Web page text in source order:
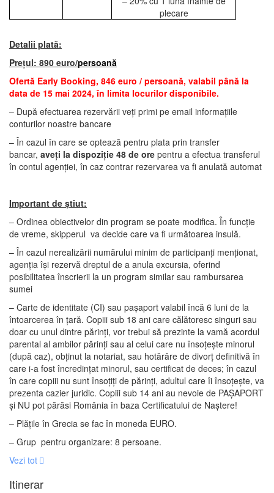
plecare
Detalii plată:
Prețul: 890 euro/persoană
Ofertă Early Booking, 846 euro / persoană, valabil până la
data de 15 mai 2024, în limita locurilor disponibile.
– După efectuarea rezervării veți primi pe email informațiile
conturilor noastre bancare
– În cazul în care se optează pentru plata prin transfer
bancar, aveți la dispoziție 48 de ore pentru a efectua transferul
în contul agenției, în caz contrar rezervarea va fi anulată automat
Important de știut:
– Ordinea obiectivelor din program se poate modifica. În funcție
de vreme, skipperul va decide care va fi următoarea insulă.
– În cazul nerealizării numărului minim de participanți menționat,
agenția își rezervă dreptul de a anula excursia, oferind
posibilitatea înscrierii la un program similar sau rambursarea
sumei
– Carte de identitate (CI) sau pașaport valabil încă 6 luni de la
întoarcerea în țară. Copiii sub 18 ani care călătoresc singuri sau
doar cu unul dintre părinți, vor trebui să prezinte la vamă acordul
parental al ambilor părinți sau al celui care nu însoțește minorul
(după caz), obținut la notariat, sau hotărâre de divorț definitivă în
care i-a fost încredințat minorul, sau certificat de deces; în cazul
în care copiii nu sunt însoțiți de părinți, adultul care îi însoțește, va
prezenta cazier juridic. Copiii sub 14 ani au nevoie de PAȘAPORT
și NU pot părăsi România în baza Certificatului de Naștere!
– Plățile în Grecia se fac în moneda EURO.
– Grup pentru organizare: 8 persoane.
Vezi tot
Itinerar